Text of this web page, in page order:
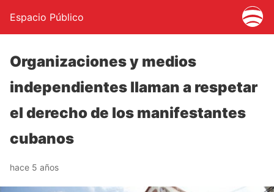
Espacio Público
Organizaciones y medios
independientes llaman a respetar
el derecho de los manifestantes
cubanos
hace 5 años